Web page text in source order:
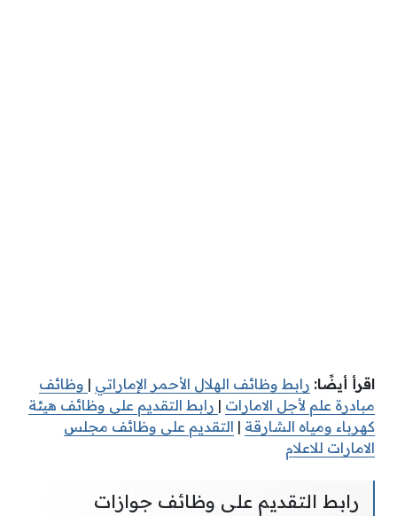
اقرأ أيضًا: رابط وظائف الهلال الأحمر الإماراتي | وظائف
مبادرة علم لأجل الامارات | رابط التقديم على وظائف هيئة
كهرباء ومياه الشارقة | التقديم على وظائف مجلس
الامارات للاعلام
رابط التقديم على وظائف جوازات